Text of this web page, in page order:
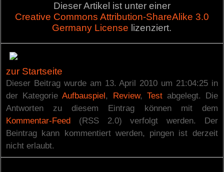
Dieser Artikel ist unter einer
Creative Commons Attribution-ShareAlike 3.0
Germany License lizenziert.
zur Startseite
Dieser Beitrag wurde am 13. April 2010 um 21:04:25 in
der KategorieAufbauspiel, Review, Testabgelegt. Die
Antworten zu diesem Eintrag können mit dem
Kommentar-Feed (RSS 2.0) verfolgt werden. Der
Beintrag kann kommentiert werden, pingen ist derzeit
nicht erlaubt.